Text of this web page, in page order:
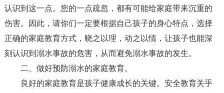
认识到这一点。您的一点疏忽，都有可能给家庭带来沉重的
伤害。因此，请你们一定要根据自己孩子的身心特点，选择
正确的家庭教育方式，晓之以理，动之以情，让孩子也能深
刻认识到溺水事故的危害，从而避免溺水事故的发生。
二、做好预防溺水的家庭教育。
良好的家庭教育是孩子健康成长的关键。安全教育关乎